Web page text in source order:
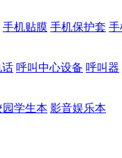
手机贴膜 手机保护套 手
话 呼叫中心设备 呼叫器
园学生本 影音娱乐本